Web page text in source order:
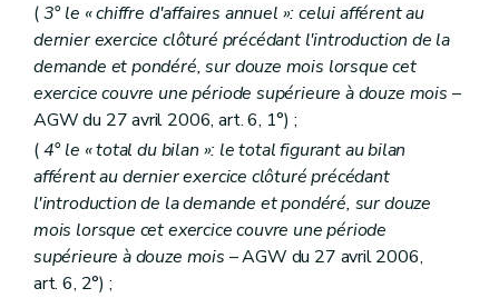
(3° le « chiffre d'affaires annuel »: celui afférent au
dernier exercice clôturé précédant l'introduction de la
demande et pondéré, sur douze mois lorsque cet
exercice couvre une période supérieure à douze mois –
AGW du 27 avril 2006, art. 6, 1°) ;
(4° le « total du bilan »: le total figurant au bilan
afférent au dernier exercice clôturé précédant
l'introduction de la demande et pondéré, sur douze
mois lorsque cet exercice couvre une période
supérieure à douze mois – AGW du 27 avril 2006,
art. 6, 2°) ;